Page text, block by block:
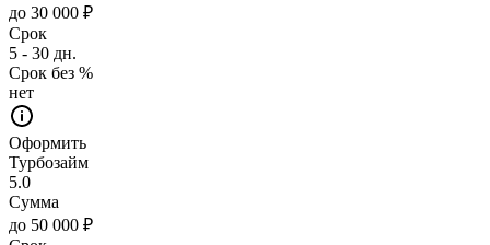
до 30 000 ₽
Срок
5 - 30 дн.
Срок без %
нет
Оформить
Турбозайм
5.0
Сумма
до 50 000 ₽